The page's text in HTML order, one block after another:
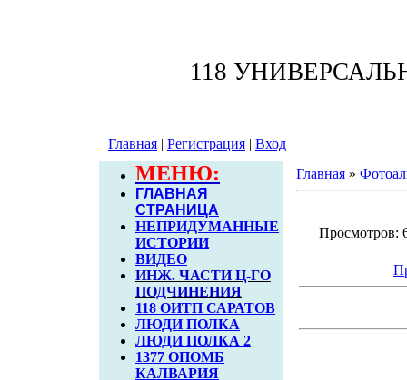
118
Главная | Регистрация | Вход
МЕНЮ:
ГЛАВНАЯ
СТРАНИЦА
НЕПРИДУМАННЫЕ
ИСТОРИИ
ВИДЕО
ИНЖ. ЧАСТИ Ц-ГО
ПОДЧИНЕНИЯ
118 ОИТП САРАТОВ
ЛЮДИ ПОЛКА
ЛЮДИ ПОЛКА 2
1377 ОПОМБ
КАЛВАРИЯ
Главная »
Просмотров: